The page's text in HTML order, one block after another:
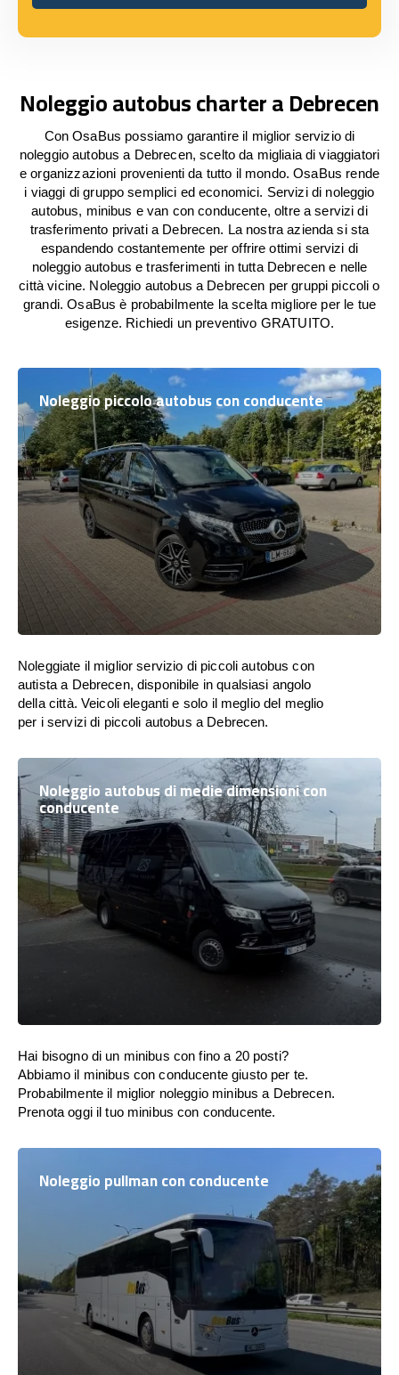
INVIARE
Noleggio autobus charter a Debrecen
Con OsaBus possiamo garantire il miglior servizio di
noleggio autobus a Debrecen, scelto da migliaia di viaggiatori
e organizzazioni provenienti da tutto il mondo. OsaBus rende
i viaggi di gruppo semplici ed economici. Servizi di noleggio
autobus, minibus e van con conducente, oltre a servizi di
trasferimento privati a Debrecen. La nostra azienda si sta
espandendo costantemente per offrire ottimi servizi di
noleggio autobus e trasferimenti in tutta Debrecen e nelle
città vicine. Noleggio autobus a Debrecen per gruppi piccoli o
grandi. OsaBus è probabilmente la scelta migliore per le tue
esigenze. Richiedi un preventivo GRATUITO.
Noleggio piccolo autobus con conducente
Noleggiate il miglior servizio di piccoli autobus con
autista a Debrecen, disponibile in qualsiasi angolo
della città. Veicoli eleganti e solo il meglio del meglio
per i servizi di piccoli autobus a Debrecen.
Noleggio autobus di medie dimensioni con
conducente
Hai bisogno di un minibus con fino a 20 posti?
Abbiamo il minibus con conducente giusto per te.
Probabilmente il miglior noleggio minibus a Debrecen.
Prenota oggi il tuo minibus con conducente.
Noleggio pullman con conducente